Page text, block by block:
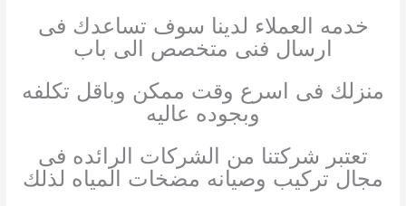
خدمه العملاء لدينا سوف تساعدك فى
ارسال فنى متخصص الى باب
منزلك فى اسرع وقت ممكن وباقل تكلفه
وبجوده عاليه
تعتبر شركتنا من الشركات الرائده فى
مجال تركيب وصيانه مضخات المياه لذلك